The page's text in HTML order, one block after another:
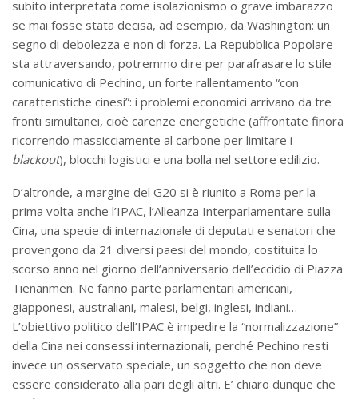
subito interpretata come isolazionismo o grave imbarazzo
se mai fosse stata decisa, ad esempio, da Washington: un
segno di debolezza e non di forza. La Repubblica Popolare
sta attraversando, potremmo dire per parafrasare lo stile
comunicativo di Pechino, un forte rallentamento “con
caratteristiche cinesi”: i problemi economici arrivano da tre
fronti simultanei, cioè carenze energetiche (affrontate finora
ricorrendo massicciamente al carbone per limitare i
blackout), blocchi logistici e una bolla nel settore edilizio.
D’altronde, a margine del G20 si è riunito a Roma per la
prima volta anche l’IPAC, l’Alleanza Interparlamentare sulla
Cina, una specie di internazionale di deputati e senatori che
provengono da 21 diversi paesi del mondo, costituita lo
scorso anno nel giorno dell’anniversario dell’eccidio di Piazza
Tienanmen. Ne fanno parte parlamentari americani,
giapponesi, australiani, malesi, belgi, inglesi, indiani…
L’obiettivo politico dell’IPAC è impedire la “normalizzazione”
della Cina nei consessi internazionali, perché Pechino resti
invece un osservato speciale, un soggetto che non deve
essere considerato alla pari degli altri. E’ chiaro dunque che